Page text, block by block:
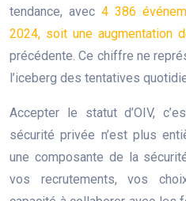
tendance, avec 4 386
2024, soit une augmentation
précédente. Ce chiffre ne
l’iceberg des tentatives
Accepter le statut d’OIV,
sécurité privée n’est plus
une composante de la
vos recrutements, vos